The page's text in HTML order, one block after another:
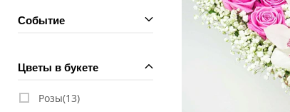
Событие
Цветы в букете
Розы(13)